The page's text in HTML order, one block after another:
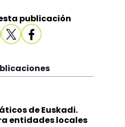
publicación
de Euskadi.
entidades locales